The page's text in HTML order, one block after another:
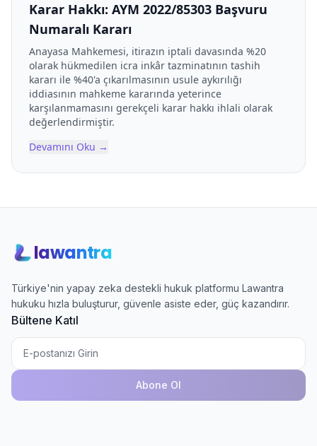
Karar Hakkı: AYM 2022/85303 Başvuru
Numaralı Kararı
Anayasa Mahkemesi, itirazın iptali davasında %20
olarak hükmedilen icra inkâr tazminatının tashih
kararı ile %40'a çıkarılmasının usule aykırılığı
iddiasının mahkeme kararında yeterince
karşılanmamasını gerekçeli karar hakkı ihlali olarak
değerlendirmiştir.
Devamını Oku →
lawantra
Türkiye'nin yapay zeka destekli hukuk platformu Lawantra
hukuku hızla buluşturur, güvenle asiste eder, güç kazandırır.
Bültene Katıl
Abone Ol